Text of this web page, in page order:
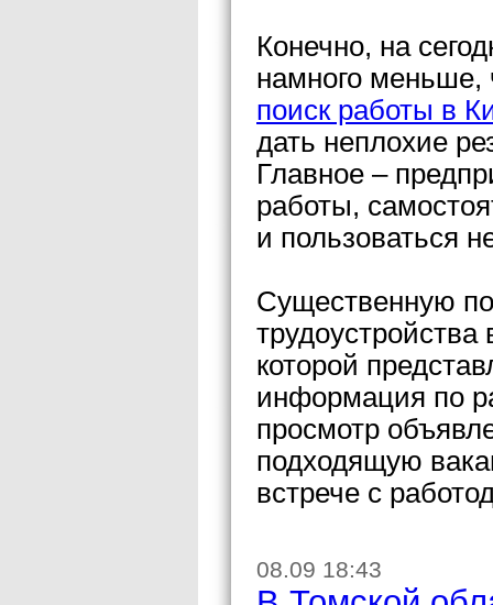
Конечно, на
намного
поиск работы в
дать неплохие
Главное –
работы,
и пользоваться
Существенную
которой
информация по
просмотр
подходящую
встрече с
08.09 18:43